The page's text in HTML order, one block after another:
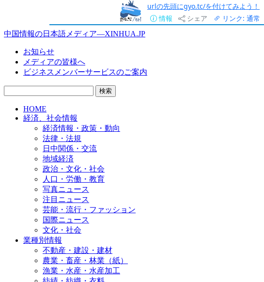
urlの先頭にgyo.tc/を付けてみよう！
情報
シェア リンク: 通常